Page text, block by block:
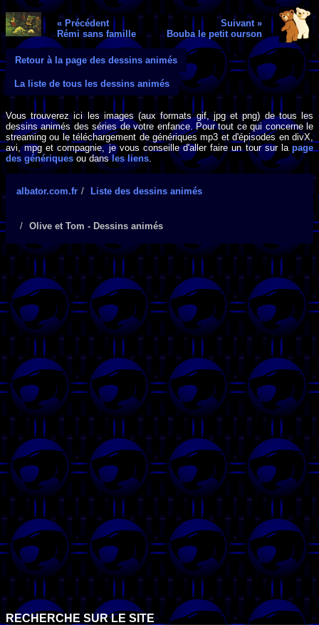
« Précédent
Rémi sans famille
Suivant »
Bouba le petit ourson
Retour à la page des dessins animés
La liste de tous les dessins animés
Vous trouverez ici les images (aux formats gif, jpg et png) de tous les
dessins animés des séries de votre enfance. Pour tout ce qui concerne le
streaming ou le téléchargement de génériques mp3 et d'épisodes en divX,
avi, mpg et compagnie, je vous conseille d'aller faire un tour sur la page
des génériques ou dansles liens.
albator.com.fr Liste des dessins animés
Olive et Tom - Dessins animés
RECHERCHE SUR LE SITE